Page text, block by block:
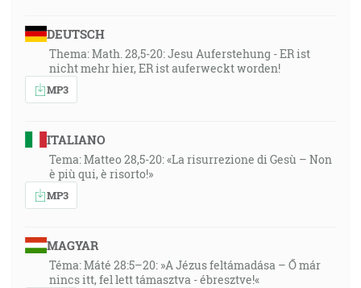
DEUTSCH
Thema: Math. 28,5-20: Jesu Auferstehung - ER ist
nicht mehr hier, ER ist auferweckt worden!
MP3
ITALIANO
Tema: Matteo 28,5-20: «La risurrezione di Gesù – Non
è più qui, è risorto!»
MP3
MAGYAR
Téma: Máté 28:5–20: »A Jézus feltámadása – Ő már
nincs itt, fel lett támasztva - ébresztve!«